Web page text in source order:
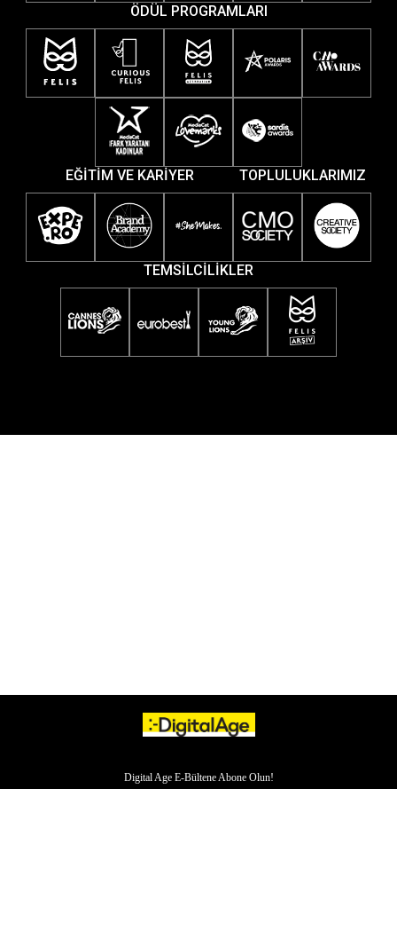
ÖDÜL PROGRAMLARI
EĞİTİM VE KARİYER TOPLULUKLARIMIZ
TEMSİLCİLİKLER
Digital Age E-Bültene Abone Olun!